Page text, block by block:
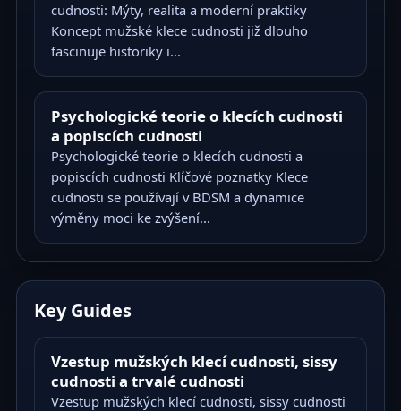
cudnosti: Mýty, realita a moderní praktiky
Koncept mužské klece cudnosti již dlouho
fascinuje historiky i...
Psychologické teorie o klecích cudnosti
a popiscích cudnosti
Psychologické teorie o klecích cudnosti a
popiscích cudnosti Klíčové poznatky Klece
cudnosti se používají v BDSM a dynamice
výměny moci ke zvýšení...
Key Guides
Vzestup mužských klecí cudnosti, sissy
cudnosti a trvalé cudnosti
Vzestup mužských klecí cudnosti, sissy cudnosti